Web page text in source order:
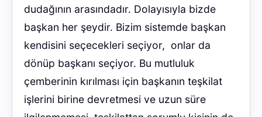
dudağının arasındadır. Dolayısıyla bizde
başkan her şeydir. Bizim sistemde başkan
kendisini seçecekleri seçiyor, onlar da
dönüp başkanı seçiyor. Bu mutluluk
çemberinin kırılması için başkanın teşkilat
işlerini birine devretmesi ve uzun süre